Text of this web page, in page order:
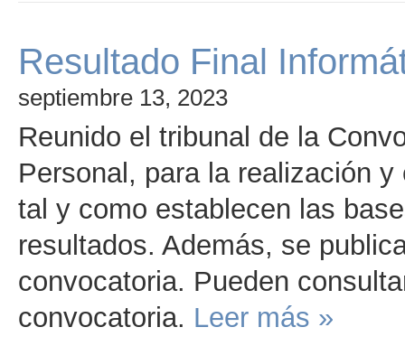
Resultado Final
septiembre 13, 2023
Reunido el tribunal de la
Personal, para la realización
tal y como establecen las
resultados. Además, se
convocatoria. Pueden
convocatoria. Leer más »